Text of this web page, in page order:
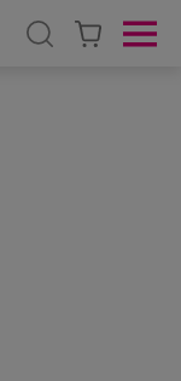
Open search